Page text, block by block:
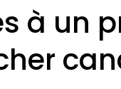
à un